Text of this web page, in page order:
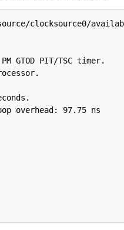
clocksource0/
GTOD PIT/TSC timer.
overhead: 97.75 ns